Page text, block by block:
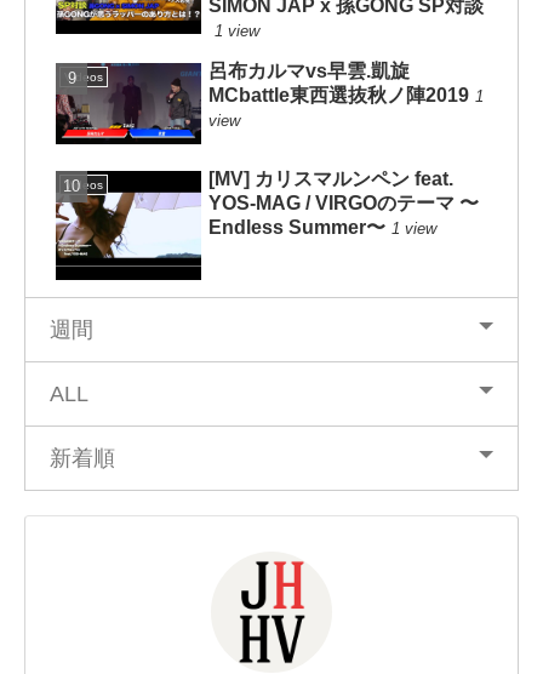
SIMON JAP x 孫GONG SP対談
1 view
Videos
呂布カルマvs早雲.凱旋
MCbattle東西選抜秋ノ陣2019 1
view
Videos
[MV] カリスマルンペン feat.
YOS-MAG / VIRGOのテーマ 〜
Endless Summer〜 1 view
週間
ALL
新着順